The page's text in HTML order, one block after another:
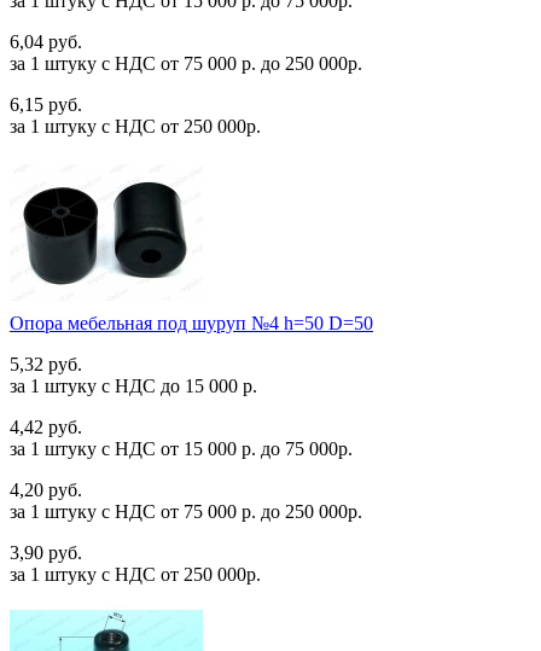
6,04 руб.
за 1 штуку c НДС от 75 000 р. до 250 000р.
6,15 руб.
за 1 штуку c НДС от 250 000р.
Опора мебельная под шуруп №4 h=50 D=50
5,32 руб.
за 1 штуку c НДС до 15 000 р.
4,42 руб.
за 1 штуку c НДС от 15 000 р. до 75 000р.
4,20 руб.
за 1 штуку c НДС от 75 000 р. до 250 000р.
3,90 руб.
за 1 штуку c НДС от 250 000р.